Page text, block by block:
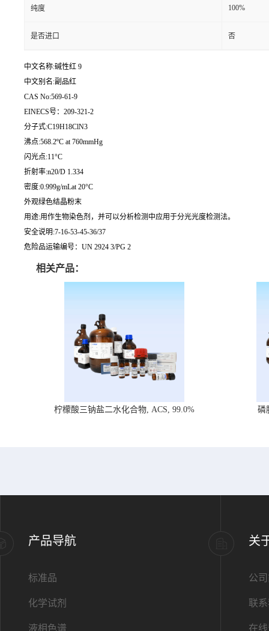
纯度 100%
是否进口 否
中文名称:碱性红 9
中文别名:副品红
CAS No:569-61-9
EINECS号：209-321-2
分子式:C19H18ClN3
沸点:568.2ºC at 760mmHg
闪光点:11°C
折射率:n20/D 1.334
密度:0.999g/mLat 20°C
外观绿色结晶粉末
用途:用作生物染色剂，并可以分析检测中应用于分光光度检测法。
安全说明:7-16-53-45-36/37
危险品运输编号：UN 2924 3/PG 2
相关产品：
柠檬酸三钠盐二水化合物, ACS, 99.0% 磷
产品导航
标准品
化学试剂
液相色谱
关
公
联
在